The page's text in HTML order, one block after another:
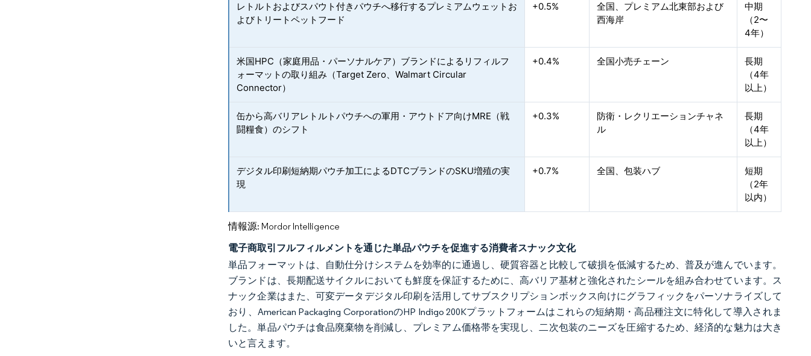
レトルトおよびスパウト付きパウチへ移行するプレミアムウェットお
よびトリートペットフード
+0.5%
全国、プレミアム北東部および
西海岸
中期
（2〜
4年）
米国HPC（家庭用品・パーソナルケア）ブランドによるリフィルフ
ォーマットの取り組み（Target Zero、Walmart Circular
Connector）
+0.4% 全国小売チェーン
長期
（4年
以上）
缶から高バリアレトルトパウチへの軍用・アウトドア向けMRE（戦
闘糧食）のシフト
+0.3%
防衛・レクリエーションチャネ
ル
長期
（4年
以上）
デジタル印刷短納期パウチ加工によるDTCブランドのSKU増殖の実
現
+0.7% 全国、包装ハブ
短期
（2年
以内）
情報源: Mordor Intelligence
電子商取引フルフィルメントを通じた単品パウチを促進する消費者スナック文化
単品フォーマットは、自動仕分けシステムを効率的に通過し、硬質容器と比較して破損を低減するため、普及が進んでいます。
ブランドは、長期配送サイクルにおいても鮮度を保証するために、高バリア基材と強化されたシールを組み合わせています。ス
ナック企業はまた、可変データデジタル印刷を活用してサブスクリプションボックス向けにグラフィックをパーソナライズして
おり、American Packaging CorporationのHP Indigo 200Kプラットフォームはこれらの短納期・高品種注文に特化して導入されま
した。単品パウチは食品廃棄物を削減し、プレミアム価格帯を実現し、二次包装のニーズを圧縮するため、経済的な魅力は大き
いと言えます。